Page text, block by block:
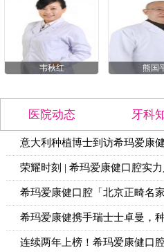
韦秋红 熊国
医院动态 牙科
意大利种植博士到访希玛爱康
技术新思
荣耀时刻 | 希玛爱康健口腔实
获官
希玛爱康健口腔「北京正畸名
日」活动
希玛爱康健携手瑞士士卓曼，
揭牌
连续两年上榜！希玛爱康健口